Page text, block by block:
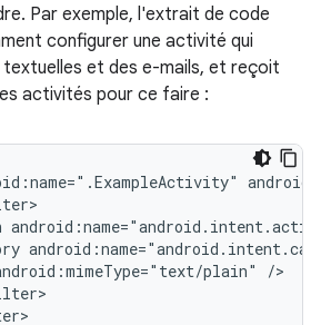
Par exemple, l'extrait de code
configurer une activité qui
textuelles et des e-mails, et reçoit
activités pour ce faire :
plain"